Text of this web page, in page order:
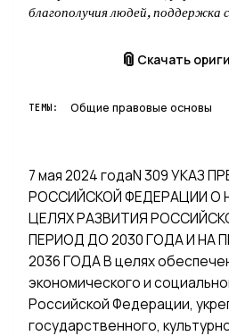
благополучия людей, поддержка
📎 Скачать
ТЕМЫ: Общие правовые основы
7 мая 2024 годаN 309 УКАЗ
РОССИЙСКОЙ ФЕДЕРАЦИИ О
ЦЕЛЯХ РАЗВИТИЯ
ПЕРИОД ДО 2030 ГОДА И НА
2036 ГОДА В целях
экономического и
Российской Федерации,
государственного,